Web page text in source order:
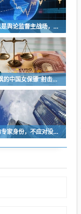
互联网已是舆论监督主战场，让我们用这五点珍惜它
“又酷又飒的中国女保镖”射击夺冠
以隋波的专家身份，不应对没统一标准的口味指手画脚，依仗专家身份欺负一线厨师